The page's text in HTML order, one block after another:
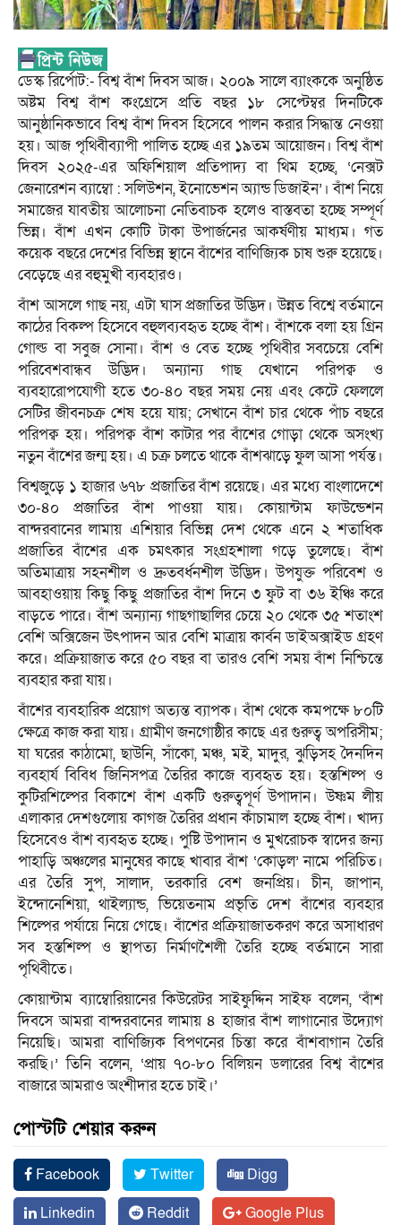
ডেস্ক রির্পোট:- বিশ্ব বাঁশ দিবস আজ। ২০০৯ সালে ব্যাংককে অনুষ্ঠিত
অষ্টম বিশ্ব বাঁশ কংগ্রেসে প্রতি বছর ১৮ সেপ্টেম্বর দিনটিকে
আনুষ্ঠানিকভাবে বিশ্ব বাঁশ দিবস হিসেবে পালন করার সিদ্ধান্ত নেওয়া
হয়। আজ পৃথিবীব্যাপী পালিত হচ্ছে এর ১৯তম আয়োজন। বিশ্ব বাঁশ
দিবস ২০২৫-এর অফিশিয়াল প্রতিপাদ্য বা থিম হচ্ছে, ‘নেক্সট
জেনারেশন ব্যাম্বো : সলিউশন, ইনোভেশন অ্যান্ড ডিজাইন’। বাঁশ নিয়ে
সমাজের যাবতীয় আলোচনা নেতিবাচক হলেও বাস্তবতা হচ্ছে সম্পূর্ণ
ভিন্ন। বাঁশ এখন কোটি টাকা উপার্জনের আকর্ষণীয় মাধ্যম। গত
কয়েক বছরে দেশের বিভিন্ন স্থানে বাঁশের বাণিজ্যিক চাষ শুরু হয়েছে।
বেড়েছে এর বহুমুখী ব্যবহারও।
বাঁশ আসলে গাছ নয়, এটা ঘাস প্রজাতির উদ্ভিদ। উন্নত বিশ্বে বর্তমানে
কাঠের বিকল্প হিসেবে বহুলব্যবহৃত হচ্ছে বাঁশ। বাঁশকে বলা হয় গ্রিন
গোল্ড বা সবুজ সোনা। বাঁশ ও বেত হচ্ছে পৃথিবীর সবচেয়ে বেশি
পরিবেশবান্ধব উদ্ভিদ। অন্যান্য গাছ যেখানে পরিপক্ব ও
ব্যবহারোপযোগী হতে ৩০-৪০ বছর সময় নেয় এবং কেটে ফেললে
সেটির জীবনচক্র শেষ হয়ে যায়; সেখানে বাঁশ চার থেকে পাঁচ বছরে
পরিপক্ব হয়। পরিপক্ব বাঁশ কাটার পর বাঁশের গোড়া থেকে অসংখ্য
নতুন বাঁশের জন্ম হয়। এ চক্র চলতে থাকে বাঁশঝাড়ে ফুল আসা পর্যন্ত।
বিশ্বজুড়ে ১ হাজার ৬৭৮ প্রজাতির বাঁশ রয়েছে। এর মধ্যে বাংলাদেশে
৩০-৪০ প্রজাতির বাঁশ পাওয়া যায়। কোয়ান্টাম ফাউন্ডেশন
বান্দরবানের লামায় এশিয়ার বিভিন্ন দেশ থেকে এনে ২ শতাধিক
প্রজাতির বাঁশের এক চমৎকার সংগ্রহশালা গড়ে তুলেছে। বাঁশ
অতিমাত্রায় সহনশীল ও দ্রুতবর্ধনশীল উদ্ভিদ। উপযুক্ত পরিবেশ ও
আবহাওয়ায় কিছু কিছু প্রজাতির বাঁশ দিনে ৩ ফুট বা ৩৬ ইঞ্চি করে
বাড়তে পারে। বাঁশ অন্যান্য গাছগাছালির চেয়ে ২০ থেকে ৩৫ শতাংশ
বেশি অক্সিজেন উৎপাদন আর বেশি মাত্রায় কার্বন ডাইঅক্সাইড গ্রহণ
করে। প্রক্রিয়াজাত করে ৫০ বছর বা তারও বেশি সময় বাঁশ নিশ্চিন্তে
ব্যবহার করা যায়।
বাঁশের ব্যবহারিক প্রয়োগ অত্যন্ত ব্যাপক। বাঁশ থেকে কমপক্ষে ৮০টি
ক্ষেত্রে কাজ করা যায়। গ্রামীণ জনগোষ্ঠীর কাছে এর গুরুত্ব অপরিসীম;
যা ঘরের কাঠামো, ছাউনি, সাঁকো, মঞ্চ, মই, মাদুর, ঝুড়িসহ দৈনদিন
ব্যবহার্য বিবিধ জিনিসপত্র তৈরির কাজে ব্যবহৃত হয়। হস্তশিল্প ও
কুটিরশিল্পের বিকাশে বাঁশ একটি গুরুত্বপূর্ণ উপাদান। উষ্ণম লীয়
এলাকার দেশগুলোয় কাগজ তৈরির প্রধান কাঁচামাল হচ্ছে বাঁশ। খাদ্য
হিসেবেও বাঁশ ব্যবহৃত হচ্ছে। পুষ্টি উপাদান ও মুখরোচক স্বাদের জন্য
পাহাড়ি অঞ্চলের মানুষের কাছে খাবার বাঁশ ‘কোড়ল’ নামে পরিচিত।
এর তৈরি সুপ, সালাদ, তরকারি বেশ জনপ্রিয়। চীন, জাপান,
ইন্দোনেশিয়া, থাইল্যান্ড, ভিয়েতনাম প্রভৃতি দেশ বাঁশের ব্যবহার
শিল্পের পর্যায়ে নিয়ে গেছে। বাঁশের প্রক্রিয়াজাতকরণ করে অসাধারণ
সব হস্তশিল্প ও স্থাপত্য নির্মাণশৈলী তৈরি হচ্ছে বর্তমানে সারা
পৃথিবীতে।
কোয়ান্টাম ব্যাম্বোরিয়ানের কিউরেটর সাইফুদ্দিন সাইফ বলেন, ‘বাঁশ
দিবসে আমরা বান্দরবানের লামায় ৪ হাজার বাঁশ লাগানোর উদ্যোগ
নিয়েছি। আমরা বাণিজ্যিক বিপণনের চিন্তা করে বাঁশবাগান তৈরি
করছি।’ তিনি বলেন, ‘প্রায় ৭০-৮০ বিলিয়ন ডলারের বিশ্ব বাঁশের
বাজারে আমরাও অংশীদার হতে চাই।’
পোস্টটি শেয়ার করুন
Facebook Twitter
Digg
Linkedin
Reddit
Google Plus